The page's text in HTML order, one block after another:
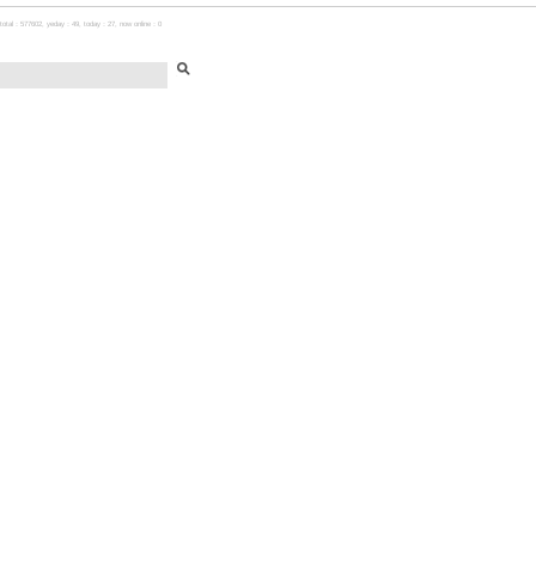
total：577602, yeday：49, today：27, now online：0